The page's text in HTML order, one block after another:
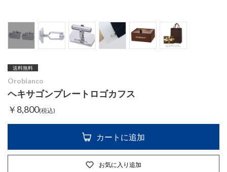
送料無料
Orobianco
ヘキサゴンプレートロゴカフス
￥8,800(税込)
カートに追加
お気に入り追加